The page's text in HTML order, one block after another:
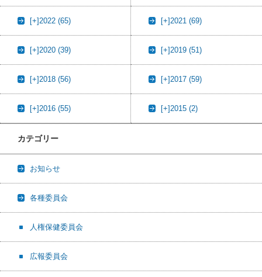
[+]2022 (65) [+]2021 (69)
[+]2020 (39) [+]2019 (51)
[+]2018 (56) [+]2017 (59)
[+]2016 (55) [+]2015 (2)
カテゴリー
お知らせ
各種委員会
人権保健委員会
広報委員会